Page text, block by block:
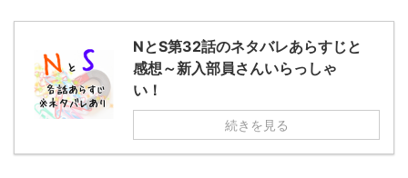
NとS第32話のネタバレあらすじと
感想～新入部員さんいらっしゃ
い！
続きを見る